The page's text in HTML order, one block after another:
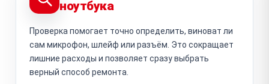
ноутбука
Проверка помогает точно определить, виноват ли
сам микрофон, шлейф или разъём. Это сокращает
лишние расходы и позволяет сразу выбрать
верный способ ремонта.